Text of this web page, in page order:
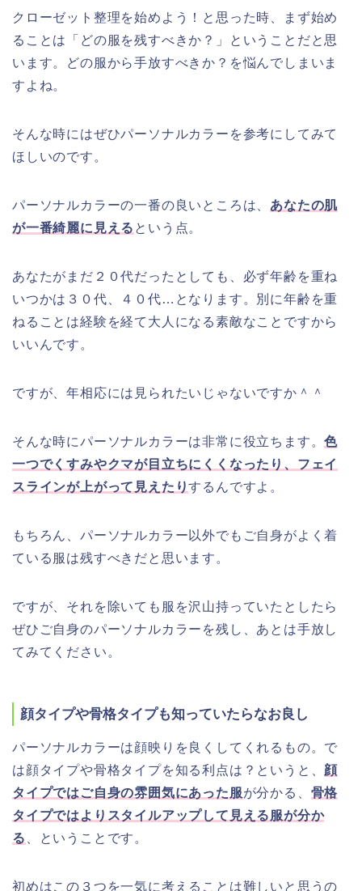
クローゼット整理を始めよう！と思った時、まず始め
ることは「どの服を残すべきか？」ということだと思
います。どの服から手放すべきか？を悩んでしまいま
すよね。
そんな時にはぜひパーソナルカラーを参考にしてみて
ほしいのです。
パーソナルカラーの一番の良いところは、 あなたの肌
が一番綺麗に見える という点。
あなたがまだ２０代だったとしても、必ず年齢を重ね
いつかは３０代、４０代…となります。別に年齢を重
ねることは経験を経て大人になる素敵なことですから
いいんです。
ですが、年相応には見られたいじゃないですか＾＾
そんな時にパーソナルカラーは非常に役立ちます。色
一つでくすみやクマが目立ちにくくなったり、フェイ
スラインが上がって見えたりするんですよ。
もちろん、パーソナルカラー以外でもご自身がよく着
ている服は残すべきだと思います。
ですが、それを除いても服を沢山持っていたとしたら
ぜひご自身のパーソナルカラーを残し、あとは手放し
てみてください。
顔タイプや骨格タイプも知っていたらなお良し
パーソナルカラーは顔映りを良くしてくれるもの。で
は顔タイプや骨格タイプを知る利点は？というと、 顔
タイプではご自身の雰囲気にあった服が分かる、 骨格
タイプではよりスタイルアップして見える服が分か
る
、ということです。
初めはこの３つを一気に考えることは難しいと思うの